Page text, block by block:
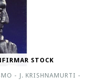
STOCK
- J. KRISHNAMURTI -